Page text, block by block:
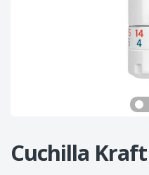
Cuchilla